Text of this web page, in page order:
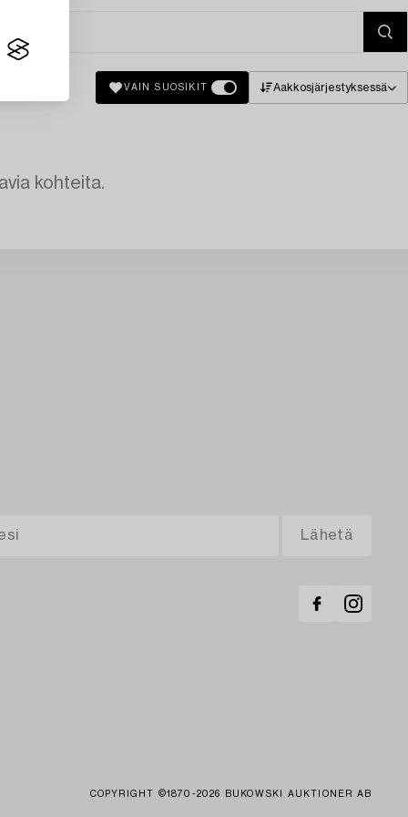
VAIN SUOSIKIT Aakkosjärjestyksessä
kohteita.
COPYRIGHT ©1870-2026 BUKOWSKI AUKTIONER AB